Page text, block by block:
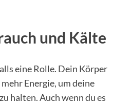
und Kälte
eine Rolle. Dein Körper
Energie, um deine
halten. Auch wenn du es